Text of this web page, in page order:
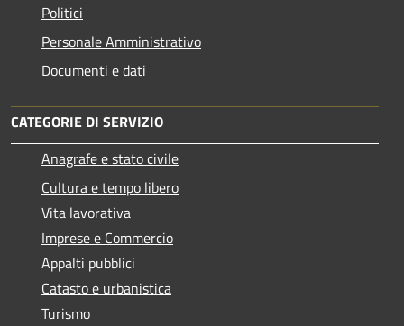
Politici
Personale Amministrativo
Documenti e dati
CATEGORIE DI SERVIZIO
Anagrafe e stato civile
Cultura e tempo libero
Vita lavorativa
Imprese e Commercio
Appalti pubblici
Catasto e urbanistica
Turismo